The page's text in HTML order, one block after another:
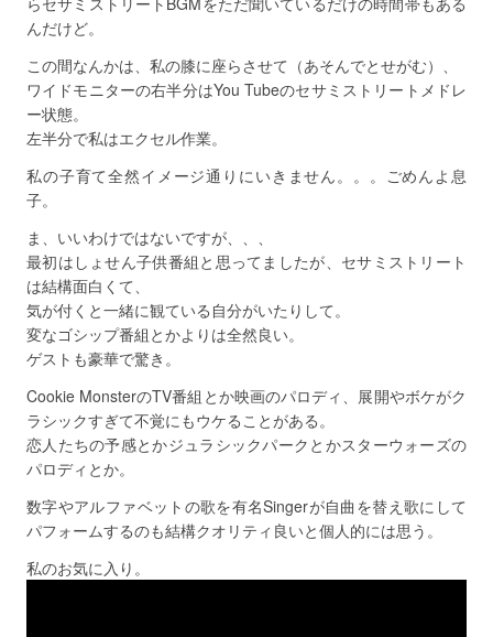
んだけど。
この間なんかは、私の膝に座らさせて（あそんでとせがむ）、
ワイドモニターの右半分はYou Tubeのセサミストリートメドレ
ー状態。
左半分で私はエクセル作業。
私の子育て全然イメージ通りにいきません。。。ごめんよ息
子。
ま、いいわけではないですが、、、
最初はしょせん子供番組と思ってましたが、セサミストリート
は結構面白くて、
気が付くと一緒に観ている自分がいたりして。
変なゴシップ番組とかよりは全然良い。
ゲストも豪華で驚き。
Cookie MonsterのTV番組とか映画のパロディ、展開やボケがク
ラシックすぎて不覚にもウケることがある。
恋人たちの予感とかジュラシックパークとかスターウォーズの
パロディとか。
数字やアルファベットの歌を有名Singerが自曲を替え歌にして
パフォームするのも結構クオリティ良いと個人的には思う。
私のお気に入り。